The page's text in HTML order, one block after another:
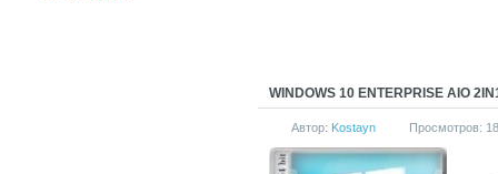
WINDOWS 10 ENTERPRISE AIO
Автор: Kostayn Просмотров: